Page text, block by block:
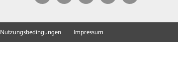
Nutzungsbedingungen Impressum